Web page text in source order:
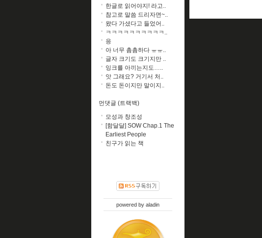
한글로 읽어야지! 라고..
참고로 말씀 드리자면~..
왔다 가셨다고 들었어..
ㅋㅋㅋㅋㅋㅋㅋㅋㅋㅋ..
응
아 너무 촘촘하다 ㅠㅠ..
글자 크기도 크기지만 ..
잉크를 아끼는지도…..
앗 그래요? 거기서 처..
돈도 돈이지만 말이지..
먼댓글 (트랙백)
모성과 창조성
[함달달] SOW Chap.1 The
Earliest People
친구가 읽는 책
powered by aladin